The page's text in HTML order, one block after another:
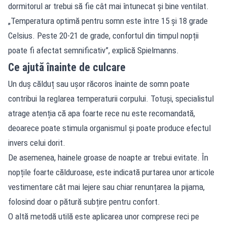
dormitorul ar trebui să fie cât mai întunecat și bine ventilat.
„Temperatura optimă pentru somn este între 15 și 18 grade
Celsius. Peste 20-21 de grade, confortul din timpul nopții
poate fi afectat semnificativ”, explică Spielmanns.
Ce ajută înainte de culcare
Un duș călduț sau ușor răcoros înainte de somn poate
contribui la reglarea temperaturii corpului. Totuși, specialistul
atrage atenția că apa foarte rece nu este recomandată,
deoarece poate stimula organismul și poate produce efectul
invers celui dorit.
De asemenea, hainele groase de noapte ar trebui evitate. În
nopțile foarte călduroase, este indicată purtarea unor articole
vestimentare cât mai lejere sau chiar renunțarea la pijama,
folosind doar o pătură subțire pentru confort.
O altă metodă utilă este aplicarea unor comprese reci pe